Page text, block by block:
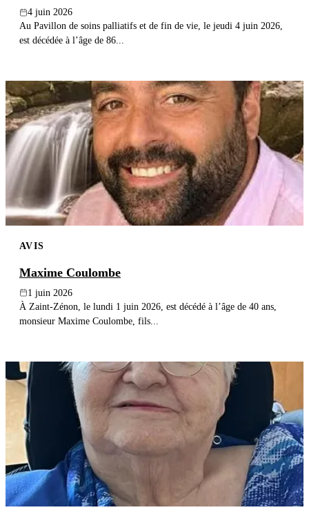
4 juin 2026
Au Pavillon de soins palliatifs et de fin de vie, le jeudi 4 juin 2026,
est décédée à l’âge de 86...
AVIS
Maxime Coulombe
1 juin 2026
À Zaint-Zénon, le lundi 1 juin 2026, est décédé à l’âge de 40 ans,
monsieur Maxime Coulombe, fils...